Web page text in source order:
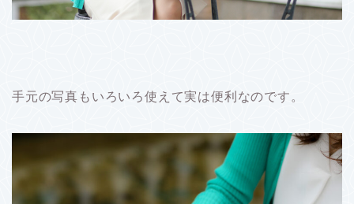
手元の写真もいろいろ使えて実は便利なのです。